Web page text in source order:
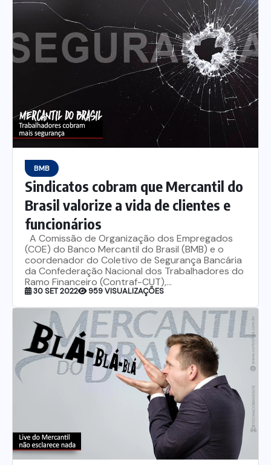
BMB
Sindicatos cobram que Mercantil do
Brasil valorize a vida de clientes e
funcionários
A Comissão de Organização dos Empregados
(COE) do Banco Mercantil do Brasil (BMB) e o
coordenador do Coletivo de Segurança Bancária
da Confederação Nacional dos Trabalhadores do
Ramo Financeiro (Contraf-CUT),...
30 SET 2022 959 VISUALIZAÇÕES